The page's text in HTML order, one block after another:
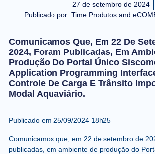
27 de setembro de 2024
Publicado por: Time Produtos and
Comunicamos Que, Em 22 De
2024, Foram Publicadas, Em
Produção Do Portal Único
Application Programming
Controle De Carga E Trânsito
Modal Aquaviário.
Publicado em 25/09/2024 18h25
Comunicamos que, em 22 de setembro de
publicadas, em ambiente de produção do